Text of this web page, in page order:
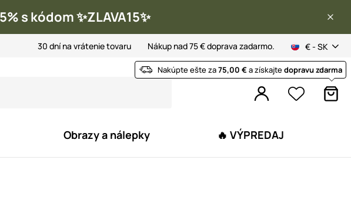
s kódom ✨ZLAVA15✨
30 dní na vrátenie tovaru Nákup nad 75 € doprava zadarmo. € - SK
Nakúpte ešte za75,00 €a získajtedopravu zdarma
Obrazy a nálepky 🔥 VÝPREDAJ